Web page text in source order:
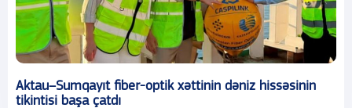
Aktau–Sumqayıt fiber-optik xəttinin dəniz hissəsinin
tikintisi başa çatdı